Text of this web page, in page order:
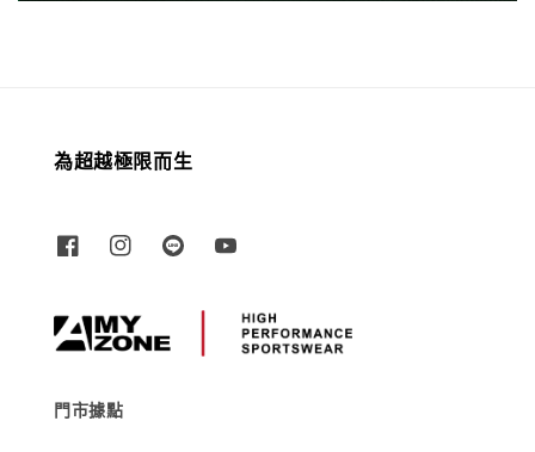
為超越極限而生
門市據點